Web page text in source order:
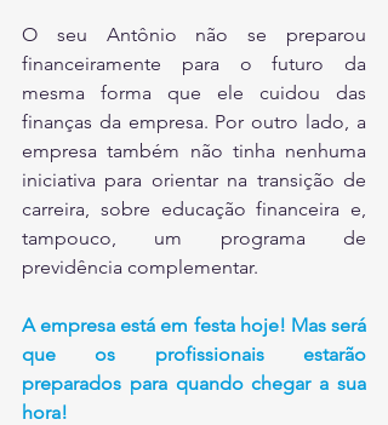
O seu Antônio não se preparou
financeiramente para o futuro da
mesma forma que ele cuidou das
finanças da empresa. Por outro lado, a
empresa também não tinha nenhuma
iniciativa para orientar na transição de
carreira, sobre educação financeira e,
tampouco, um programa de
previdência complementar.
A empresa está em festa hoje! Mas será
que os profissionais estarão
preparados para quando chegar a sua
hora!